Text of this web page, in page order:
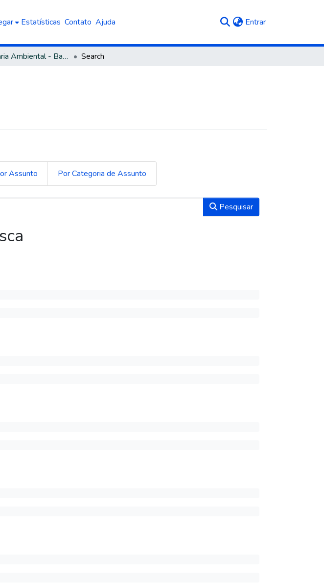
Estatísticas Contato Ajuda Entrar(current)
Engenharia Ambiental - Bacharelado Search
Assunto Por Categoria de Assunto
Pesquisar